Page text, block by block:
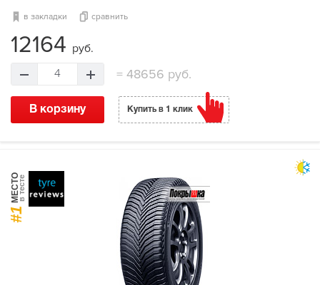
в закладки сравнить
12164 руб.
4 = 48656 руб.
В корзину Купить в 1 клик
#1
МЕСТОв тесте